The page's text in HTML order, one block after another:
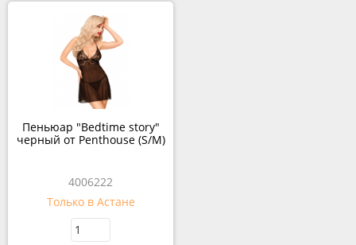
Пеньюар "Bedtime story"
черный от Penthouse (S/M)
4006222
Только в Астане